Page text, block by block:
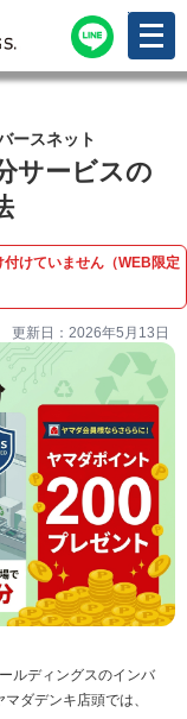
メ
ニ
ュ
ー
ースネット
サービスの
けていません（WEB限定
更新日：2026年5月13日
ルディングスのインバ
ダデンキ店頭では、